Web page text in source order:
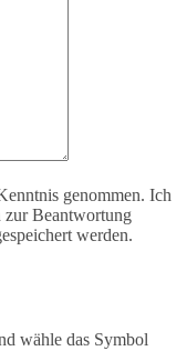
genommen. Ich
zur Beantwortung
werden.
wähle das Symbol